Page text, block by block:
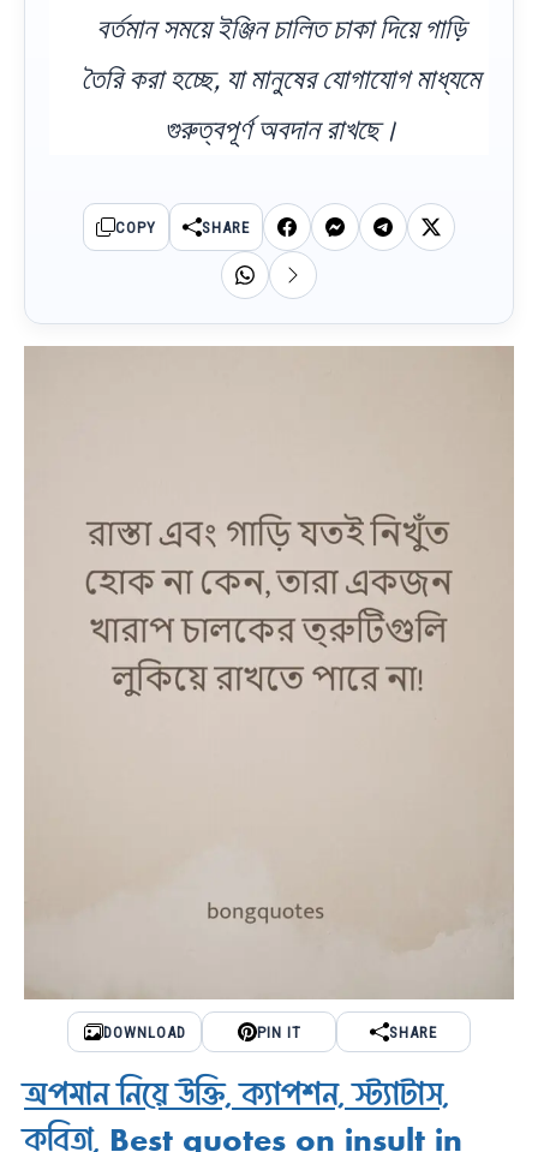
বর্তমান সময়ে ইঞ্জিন চালিত চাকা দিয়ে গাড়ি
তৈরি করা হচ্ছে, যা মানুষের যোগাযোগ মাধ্যমে
গুরুত্বপূর্ণ অবদান রাখছে।
COPY SHARE
DOWNLOAD PIN IT SHARE
অপমান নিয়ে উক্তি, ক্যাপশন, স্ট্যাটাস,
কবিতা, Best quotes on insult in